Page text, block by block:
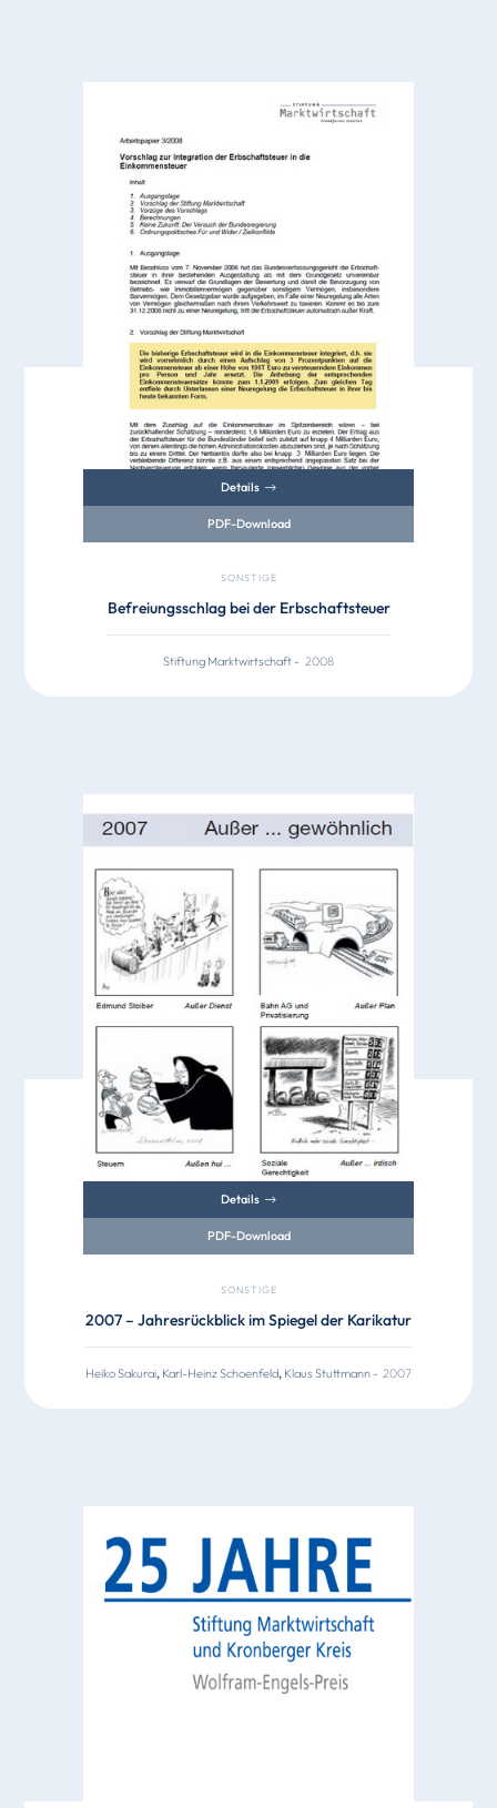
Details
PDF-Download
SONSTIGE
Befreiungsschlag bei der Erbschaftsteuer
Stiftung Marktwirtschaft - 2008
Details
PDF-Download
SONSTIGE
2007 – Jahresrückblick im Spiegel der Karikatur
Heiko Sakurai, Karl-Heinz Schoenfeld, Klaus Stuttmann- 2007